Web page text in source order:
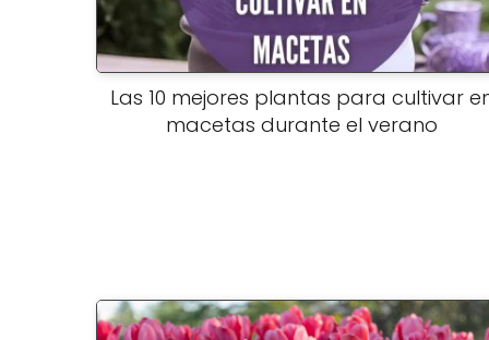
Las 10 mejores plantas para cultivar
macetas durante el verano